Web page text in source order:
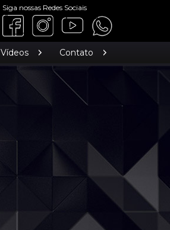
Siga nossas Redes Sociais
Vídeos Contato